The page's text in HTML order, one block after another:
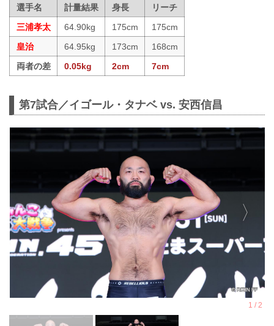
選手名 計量結果 身長
リーチ
三浦孝太
64.90kg 175cm
175cm
皇治
64.95kg 173cm
168cm
両者の差
0.05kg 2cm 7cm
第7試合／イゴール・タナベ vs. 安西信昌